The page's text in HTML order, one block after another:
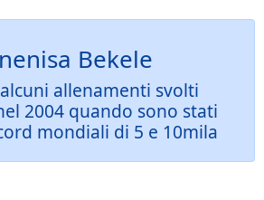
Bekele
allenamenti svolti
2004 quando sono stati
mondiali di 5 e 10mila